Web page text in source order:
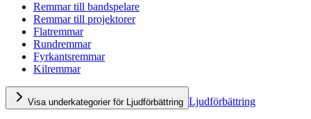
Remmar till bandspelare
Remmar till projektorer
Flatremmar
Rundremmar
Fyrkantsremmar
Kilremmar
Visa underkategorier för Ljudförbättring Ljudförbättring